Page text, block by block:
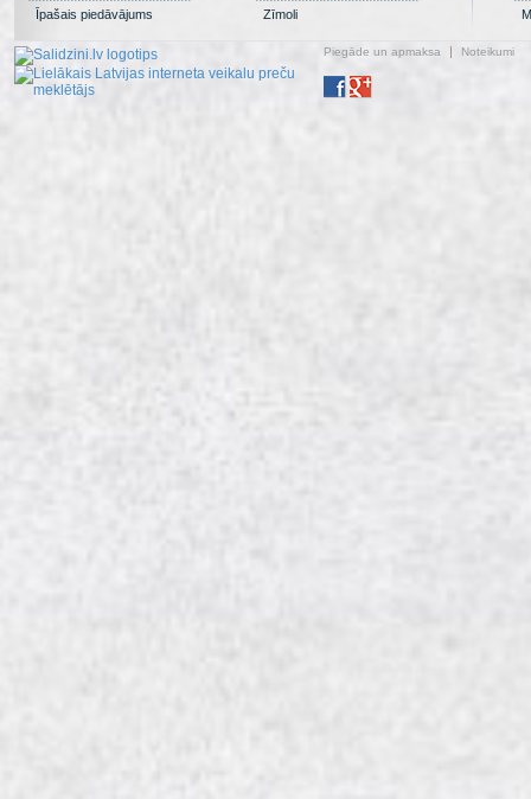
Īpašais piedāvājums
Zīmoli
Piegāde un apmaksa Noteikumi